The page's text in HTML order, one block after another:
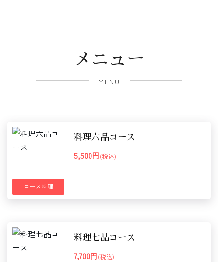
メニュー
MENU
コース料理
料理六品コース
5,500円(税込)
料理七品コース
7,700円(税込)